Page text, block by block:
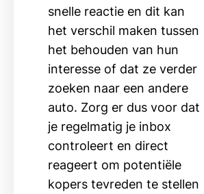
snelle reactie en dit kan
het verschil maken tussen
het behouden van hun
interesse of dat ze verder
zoeken naar een andere
auto. Zorg er dus voor dat
je regelmatig je inbox
controleert en direct
reageert om potentiële
kopers tevreden te stellen